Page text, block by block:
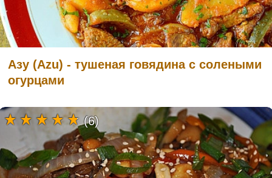
Азу (Azu) - тушеная говядина с солеными
огурцами
(6)